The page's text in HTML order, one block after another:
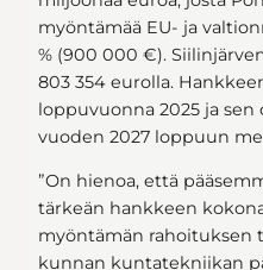
myöntämää EU- ja
% (900 000 €).
803 354 eurolla.
loppuvuonna 2025 ja sen
vuoden 2027 loppuun
”On hienoa, että
tärkeän hankkeen
myöntämän rahoituksen
kunnan kuntatekniikan